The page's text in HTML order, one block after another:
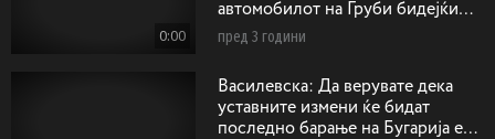
0:00
автомобилот на Груби бидејќи
возилото било регистрирано на
пред 3 години
Василевска: Да верувате дека
уставните измени ќе бидат
последно барање на Бугарија е